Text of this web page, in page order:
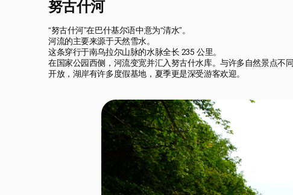
努古什河
“努古什河”在巴什基尔语中意为“清水”。
河流的主要来源于天然雪水。
这条穿行于南乌拉尔山脉的水脉全长 235 公里。
在国家公园西侧，河流变宽并汇入努古什水库。与许多自然景点不
开放，湖岸有许多度假基地，夏季更是深受游客欢迎。